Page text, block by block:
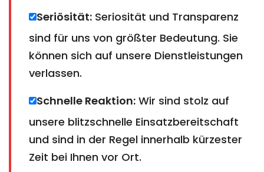
Seriösität: Seriosität und Transparenz
sind für uns von größter Bedeutung. Sie
können sich auf unsere Dienstleistungen
verlassen.
Schnelle Reaktion: Wir sind stolz auf
unsere blitzschnelle Einsatzbereitschaft
und sind in der Regel innerhalb kürzester
Zeit bei Ihnen vor Ort.